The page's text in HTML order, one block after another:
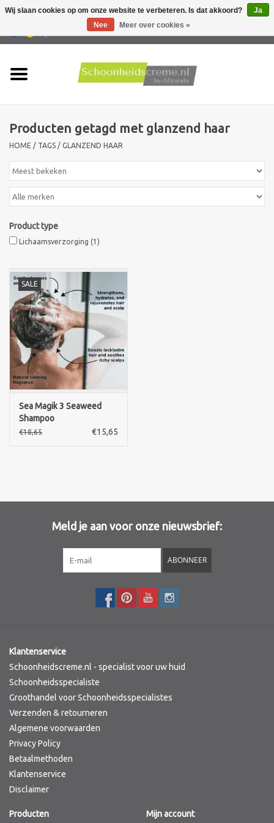
Producten
Huidproblemen
Mannen verzorging
Acties
Sothys Paris
Mila d'Opiz
Bernard cassiere
Pascaud
Fusion Meso
Producten getagd met glanzend haar
HOME / TAGS / GLANZEND HAAR
Product type
Lichaamsverzorging (1)
SALE
Sea Magik 3 Seaweed
Shampoo
€18,65 €15,65
Meld je aan voor onze nieuwsbrief:
ABONNEER
Klantenservice
Schoonheidscreme.nl - specialist voor uw huid
Schoonheidsspecialiste
Groothandel voor Schoonheidsspecialistes
Verzenden & retourneren
Algemene voorwaarden
Privacy Policy
Betaalmethoden
Klantenservice
Disclaimer
Producten Mijn account
Wij slaan cookies op om onze website te verbeteren. Is dat akkoord?
Ja
Nee
Meer over cookies »